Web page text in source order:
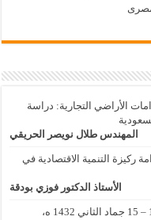
الأراضي التجارية: دراسة
المهندس طلال نويصر الحريقي
ركيزة التنمية الاقتصادية في
الأستاذ الدكتور فوزي بودقة
تطبيقات متقدمة لنظم المعلومات الجغرافية 11 – 15 جماد الثاني 1432 ه،